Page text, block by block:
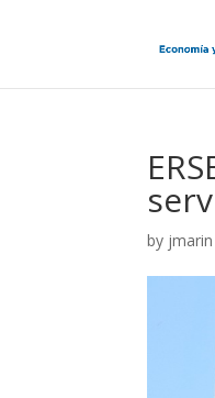
by jmarin